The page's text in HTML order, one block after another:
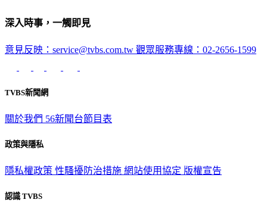
深入時事，一觸即見
意見反映：service@tvbs.com.tw 觀眾服務專線：02-2656-1599
TVBS新聞網
關於我們 56新聞台節目表
政策與隱私
隱私權政策 性騷擾防治措施 網站使用協定 版權宣告
認識 TVBS